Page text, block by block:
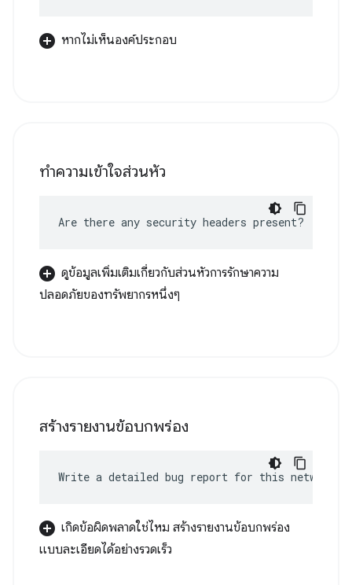
หากไม่เห็นองค์ประกอบ
ทําความเข้าใจส่วนหัว
Are there any security headers present?
ดูข้อมูลเพิ่มเติมเกี่ยวกับส่วนหัวการรักษาความ
ปลอดภัยของทรัพยากรหนึ่งๆ
สร้างรายงานข้อบกพร่อง
Write a detailed bug report for this network
เกิดข้อผิดพลาดใช่ไหม สร้างรายงานข้อบกพร่อง
แบบละเอียดได้อย่างรวดเร็ว